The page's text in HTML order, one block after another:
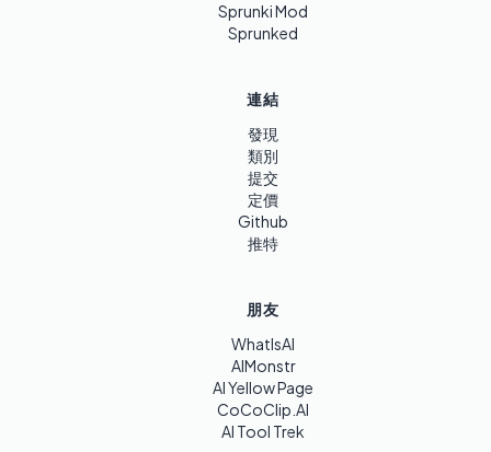
Sprunki Mod
Sprunked
連結
發現
類別
提交
定價
Github
推特
朋友
WhatIsAI
AIMonstr
AI Yellow Page
CoCoClip.AI
AI Tool Trek